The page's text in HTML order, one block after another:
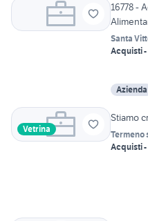
16778 -
Santa
Acquisti
Azienda
Vetrina
Stiamo
Termeno
Acquisti